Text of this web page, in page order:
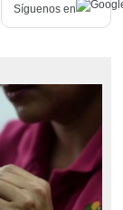
Síguenos en